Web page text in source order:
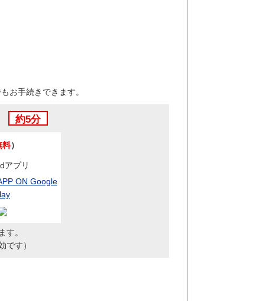
お手続きできます。
約5分
料）
アプリ
す。
です）